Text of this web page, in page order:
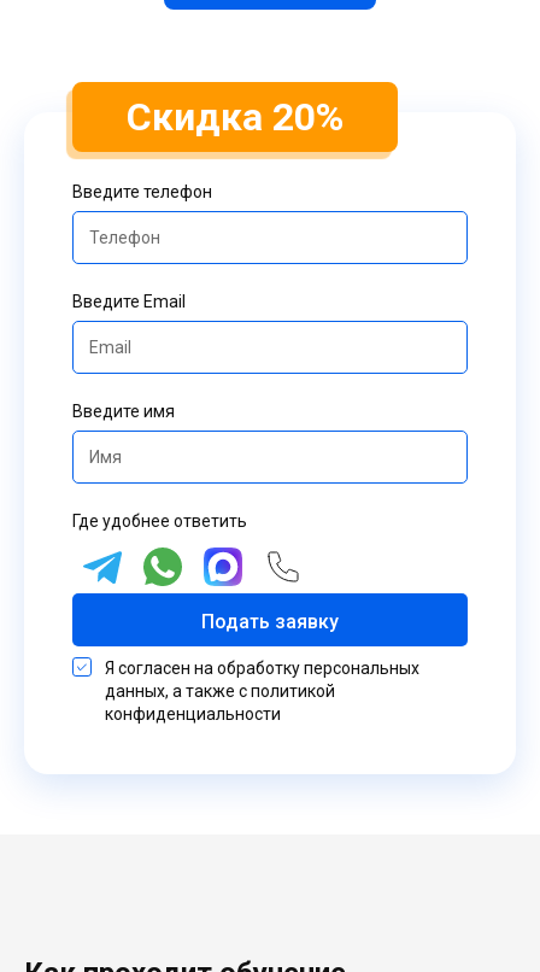
Скидка 20%
Введите телефон
Введите Email
Введите имя
Где удобнее ответить
Подать заявку
Я согласен на обработку персональных
данных, а также с политикой
конфиденциальности